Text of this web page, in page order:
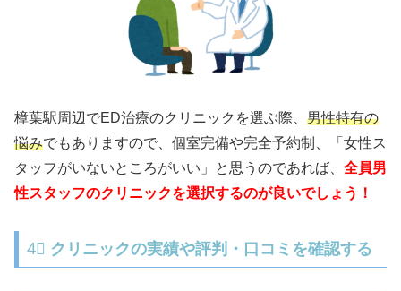
樟葉駅周辺でED治療のクリニックを選ぶ際、 男性特有の
悩みでもありますので、個室完備や完全予約制、「女性ス
タッフがいないところがいい」と思うのであれば、 全員男
性スタッフのクリニックを選択するのが良いでしょう！
4⃣ クリニックの実績や評判・口コミを確認する